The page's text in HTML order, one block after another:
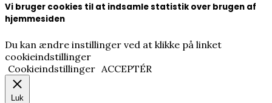
Vi bruger cookies til at indsamle statistik over brugen af
hjemmesiden
Du kan ændre instillinger ved at klikke på linket
cookieindstillinger
Cookieindstillinger ACCEPTÉR
Luk